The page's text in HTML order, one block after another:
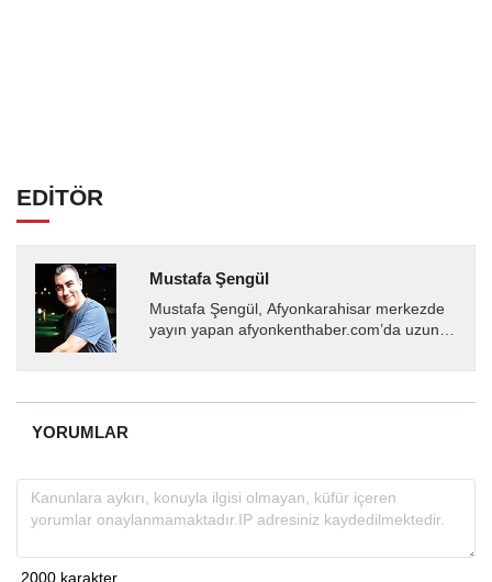
EDİTÖR
Mustafa Şengül
Mustafa Şengül, Afyonkarahisar merkezde
yayın yapan afyonkenthaber.com’da uzun
almakta, haber akışı...
YORUMLAR